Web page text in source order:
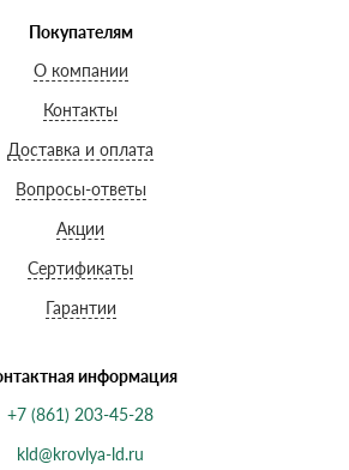
Покупателям
О компании
Контакты
Доставка и оплата
Вопросы-ответы
Акции
Сертификаты
Гарантии
информация
+7 (861) 203-45-28
kld@krovlya-ld.ru